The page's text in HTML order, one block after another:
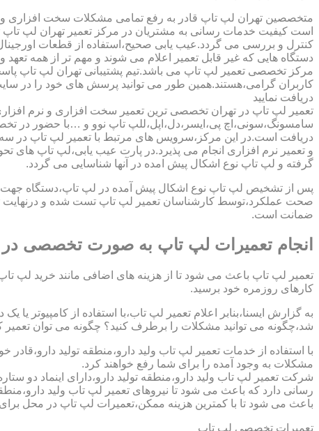
متخصصین تهران لپ تاپ قادر به رفع تمامی مشکلات سخت افزاری و
است کیفیت خدمات رسانی به مشتریان در مرکز تعمیر تهران لپ تاپ
کنترل و بررسی می گردد.عیب یابی صحیح،استفاده از قطعات اورجینال
دستگاه هایی که غیر قابل تعمیر اعلام می شوند و مهم تر از همه
مرکز تخصصی تعمیر لپ تاپ می باشد.تیم پشتیبانی تهران لپ تاپ
کاربران گرامی،هستند.همین طور می توانید پرسش های خود را در
دریافت نمایید
تعمیر لپ تاپ در تهران تخصصی ترین تعمیر سخت افزاری و نرم
سامسونگ،سونی،اچ پی،ایسر،دل،اپل،للپ تاپ نوو و …با حضور در
دریافت است.در این مرکز،سرویس های مرتبط با تعمیر لپ تاپ در
و تعمیر نرم افزاری انجام می پذیرد.در پارت عیب یابی،لپ تاپ های
گرفته و لپ تاپ نوع اشکال پیش امده در آنها شناسایی می گردد.
پس از تشخیص لپ تاپ نوع اشکال پیش آمده در لپ تاپ،دستگاه جهت
صحت عملکرد،توسط کارشناسان تعمیر لپ تاپ تست شده و درنهایت
ضمانت است.
انجام تعمیرات لپ تاپ به صورت تخصصی در
تعمیر لپ تاپ باعث می شود تا از هزینه های اضافی مانند خرید لپ
کارهای روزمره خود برسید.
به گزارش ایسنا،بنابر اعلام تعمیر لپ تاب،با استفاده از کامپیوتر
شد،چگونه می توانید مشکلات را برطرف کنید؟ چگونه می توان تعمیر
با استفاده از خدمات تعمیر لپ تاب ولید دارو،منطقه تولید
مشکلات به وجود آمده را برای شما رفع خواهند کرد.
رسانی دارد که باعث می شود تا نیروهای تعمیر لپ تاب ولید
باعث می شود تا با کمترین هزینه ممکن،تعمیرات لپ تاپ در محل
تعمیرات تخصصی لپ تاپ